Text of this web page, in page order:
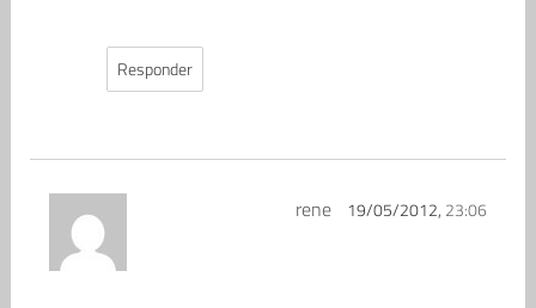
Responder
rene 19/05/2012, 23:06